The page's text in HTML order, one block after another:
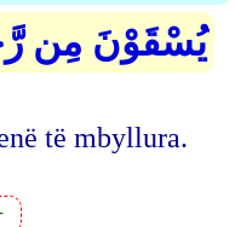
يُسْقَوْنَ مِن
të mbyllura.